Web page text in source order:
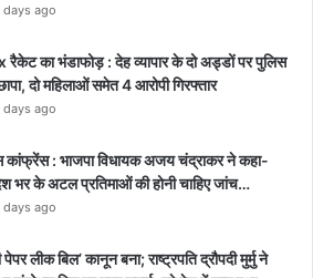
days ago
रैकेट का भंडाफोड़ : देह व्यापार के दो अड्डों पर पुलिस
दो महिलाओं समेत 4 आरोपी गिरफ्तार
days ago
कांफ्रेंस : भाजपा विधायक अजय चंद्राकर ने कहा-
भर के अटल प्रतिमाओं की होनी चाहिए जांच…
days ago
पेपर लीक बिल’ कानून बना; राष्ट्रपति द्रौपदी मुर्मु ने